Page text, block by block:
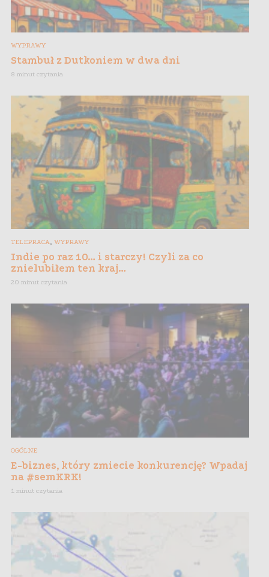
WYPRAWY
Stambuł z Dutkoniem w dwa dni
8 minut czytania
TELEPRACA, WYPRAWY
Indie po raz 10… i starczy! Czyli za co
znielubiłem ten kraj…
20 minut czytania
OGÓLNE
E-biznes, który zmiecie konkurencję? Wpadaj
na #semKRK!
1 minut czytania